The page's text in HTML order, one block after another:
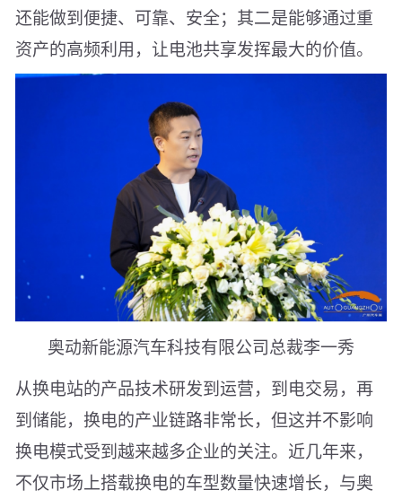
还能做到便捷、可靠、安全；其二是能够通过重
资产的高频利用，让电池共享发挥最大的价值。
奥动新能源汽车科技有限公司总裁李一秀
从换电站的产品技术研发到运营，到电交易，再
到储能，换电的产业链路非常长，但这并不影响
换电模式受到越来越多企业的关注。近几年来，
不仅市场上搭载换电的车型数量快速增长，与奥